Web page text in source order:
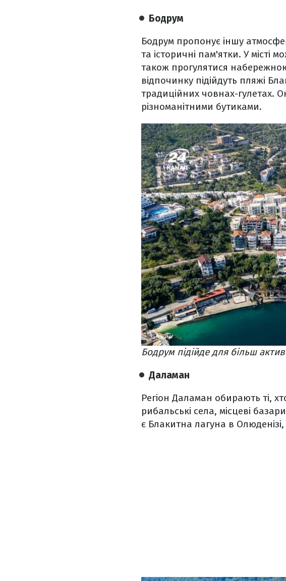
Бодрум
Бодрум пропонує іншу
та історичні пам'ятки. У місті
також прогулятися
відпочинку підійдуть пляжі
традиційних човнах-гулетах.
різноманітними бутиками.
Бодрум підійде для більш
Даламан
Регіон Даламан обирають ті,
рибальські села, місцеві
є Блакитна лагуна в